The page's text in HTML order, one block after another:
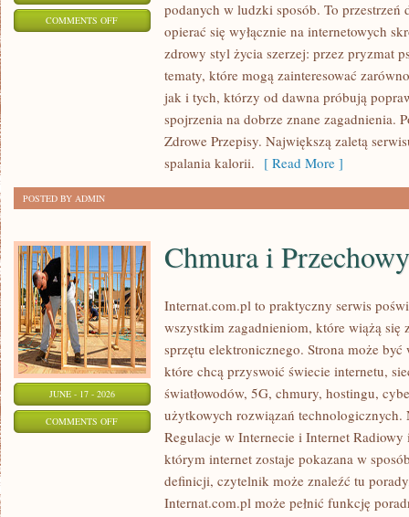
COMMENTS OFFON
MOTYWACJA
podanych w ludzki sposób. To
opierać się wyłącznie na internetowych
zdrowy styl życia szerzej: przez pryzmat
tematy, które mogą zainteresować
jak i tych, którzy od dawna próbują
spojrzenia na dobrze znane zagadnienia.
Zdrowe Przepisy. Największą zaletą
spalania kalorii. [ Read More ]
POSTED BY ADMIN
JUNE - 17 - 2026
COMMENTS OFFON
PRZECHOWYWANIE
Chmura i
Internat.com.pl to praktyczny serwis
wszystkim zagadnieniom, które wiążą się
sprzętu elektronicznego. Strona może
które chcą przyswoić świecie internetu,
światłowodów, 5G, chmury, hostingu,
użytkowych rozwiązań technologicznych.
Regulacje w Internecie i Internet
którym internet zostaje pokazana w
definicji, czytelnik może znaleźć tu
Internat.com.pl może pełnić funkcję